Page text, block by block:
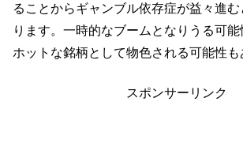
ることからギャンブル依存症が益々進
ります。一時的なブームとなりうる可能
ホットな銘柄として物色される可能性も
スポンサーリンク